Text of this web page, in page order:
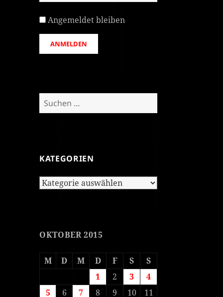
Angemeldet bleiben
ANMELDEN
Suchen
nach:
KATEGORIEN
Kategorien
OKTOBER 2015
M D M D F S
S
1
2 3
4
5
6 7 8 9 10
11